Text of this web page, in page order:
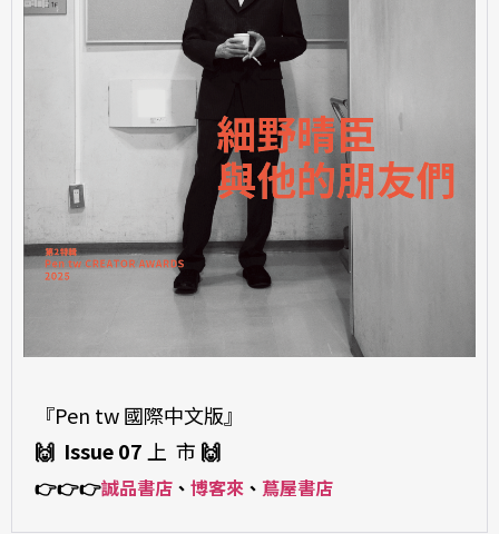
『Pen tw 國際中文版』
🙌 Issue 07 上 市 🙌
👉👉👉誠品書店 、 博客來 、 蔦屋書店